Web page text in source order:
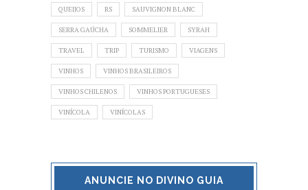
QUEIJOS RS SAUVIGNON BLANC
SERRA GAÚCHA SOMMELIER SYRAH
TRAVEL TRIP TURISMO VIAGENS
VINHOS VINHOS BRASILEIROS
VINHOS CHILENOS VINHOS PORTUGUESES
VINÍCOLA VINÍCOLAS
ANUNCIE NO DIVINO GUIA